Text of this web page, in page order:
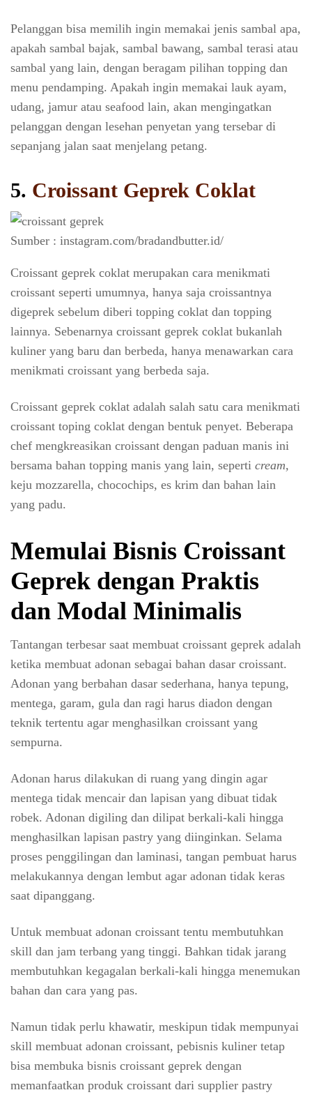
Pelanggan bisa memilih ingin memakai jenis sambal apa,
apakah sambal bajak, sambal bawang, sambal terasi atau
sambal yang lain, dengan beragam pilihan topping dan
menu pendamping. Apakah ingin memakai lauk ayam,
udang, jamur atau seafood lain, akan mengingatkan
pelanggan dengan lesehan penyetan yang tersebar di
sepanjang jalan saat menjelang petang.
5. Croissant Geprek Coklat
Sumber : instagram.com/bradandbutter.id/
Croissant geprek coklat merupakan cara menikmati
croissant seperti umumnya, hanya saja croissantnya
digeprek sebelum diberi topping coklat dan topping
lainnya. Sebenarnya croissant geprek coklat bukanlah
kuliner yang baru dan berbeda, hanya menawarkan cara
menikmati croissant yang berbeda saja.
Croissant geprek coklat adalah salah satu cara menikmati
croissant toping coklat dengan bentuk penyet. Beberapa
chef mengkreasikan croissant dengan paduan manis ini
bersama bahan topping manis yang lain, seperti cream,
keju mozzarella, chocochips, es krim dan bahan lain
yang padu.
Memulai Bisnis Croissant
Geprek dengan Praktis
dan Modal Minimalis
Tantangan terbesar saat membuat croissant geprek adalah
ketika membuat adonan sebagai bahan dasar croissant.
Adonan yang berbahan dasar sederhana, hanya tepung,
mentega, garam, gula dan ragi harus diadon dengan
teknik tertentu agar menghasilkan croissant yang
sempurna.
Adonan harus dilakukan di ruang yang dingin agar
mentega tidak mencair dan lapisan yang dibuat tidak
robek. Adonan digiling dan dilipat berkali-kali hingga
menghasilkan lapisan pastry yang diinginkan. Selama
proses penggilingan dan laminasi, tangan pembuat harus
melakukannya dengan lembut agar adonan tidak keras
saat dipanggang.
Untuk membuat adonan croissant tentu membutuhkan
skill dan jam terbang yang tinggi. Bahkan tidak jarang
membutuhkan kegagalan berkali-kali hingga menemukan
bahan dan cara yang pas.
Namun tidak perlu khawatir, meskipun tidak mempunyai
skill membuat adonan croissant, pebisnis kuliner tetap
bisa membuka bisnis croissant geprek dengan
memanfaatkan produk croissant dari supplier pastry